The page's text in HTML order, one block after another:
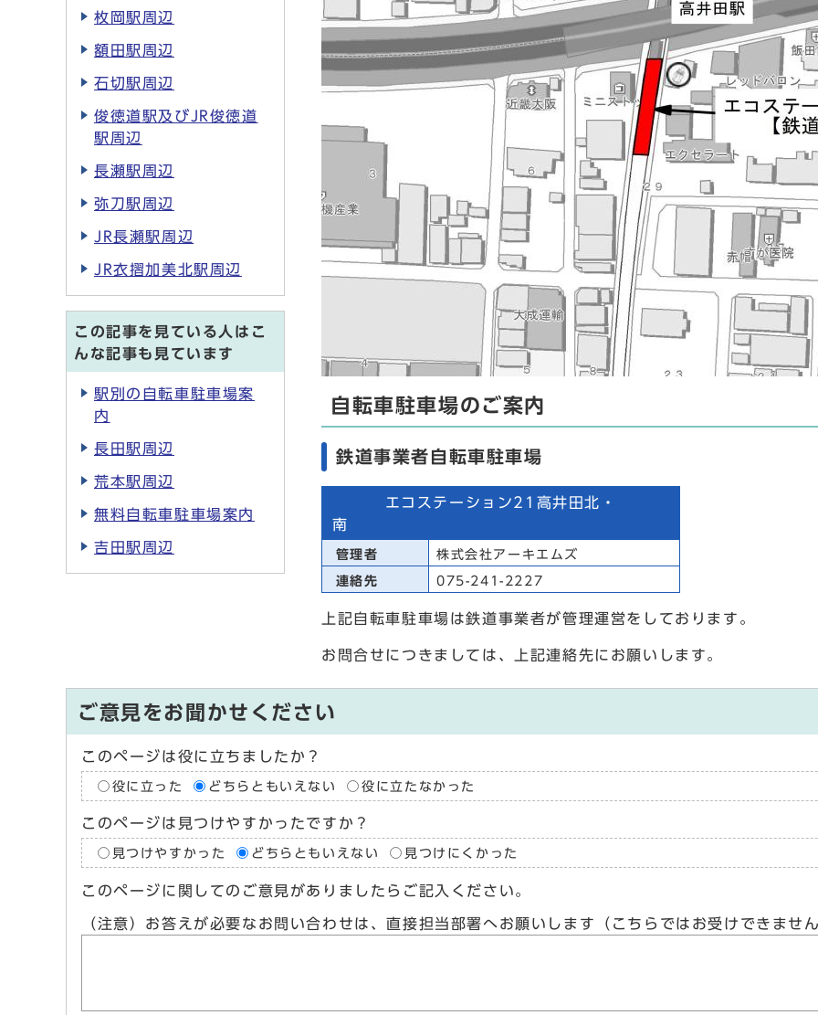
自転車駐車場のご案内
鉄道事業者自転車駐車場
エコステーション21高井田北・
南
管理者 株式会社アーキエムズ
連絡先 075-241-2227
上記自転車駐車場は鉄道事業者が管理運営をしております。
お問合せにつきましては、上記連絡先にお願いします。
枚岡駅周辺
額田駅周辺
石切駅周辺
俊徳道駅及びJR俊徳道
駅周辺
長瀬駅周辺
弥刀駅周辺
JR長瀬駅周辺
JR衣摺加美北駅周辺
この記事を見ている人はこ
んな記事も見ています
駅別の自転車駐車場案
内
長田駅周辺
荒本駅周辺
無料自転車駐車場案内
吉田駅周辺
ご意見をお聞かせください
このページは役に立ちましたか？
役に立った どちらともいえない 役に立たなかった
このページは見つけやすかったですか？
見つけやすかった どちらともいえない 見つけにくかった
このページに関してのご意見がありましたらご記入ください。
（注意）お答えが必要なお問い合わせは、直接担当部署へお願いします（こちらではお受けできませ